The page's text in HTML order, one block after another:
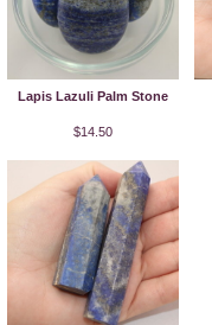
Lapis Lazuli Palm Stone
$14.50